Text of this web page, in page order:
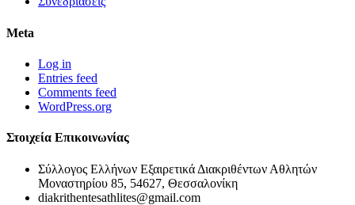
Meta
Log in
Entries feed
Comments feed
WordPress.org
Στοιχεία Επικοινωνίας
Σύλλογος Ελλήνων Εξαιρετικά Διακριθέντων Αθλητών
Μοναστηρίου 85, 54627, Θεσσαλονίκη
diakrithentesathlites@gmail.com